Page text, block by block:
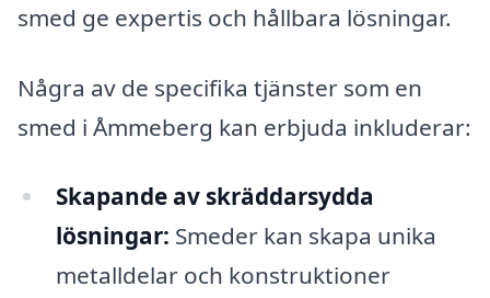
smed ge expertis och hållbara lösningar.
Några av de specifika tjänster som en
smed i Åmmeberg kan erbjuda inkluderar:
Skapande av skräddarsydda
lösningar: Smeder kan skapa unika
metalldelar och konstruktioner